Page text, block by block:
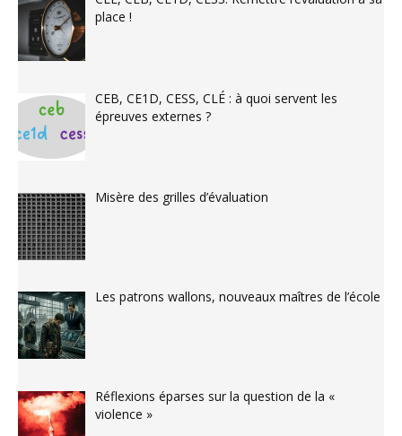
place !
CEB, CE1D, CESS, CLÉ : à quoi servent les
épreuves externes ?
Misère des grilles d’évaluation
Les patrons wallons, nouveaux maîtres de l’école
Réflexions éparses sur la question de la «
violence »